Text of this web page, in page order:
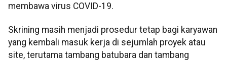
membawa virus COVID-19.
Skrining masih menjadi prosedur tetap bagi karyawan
yang kembali masuk kerja di sejumlah proyek atau
site, terutama tambang batubara dan tambang